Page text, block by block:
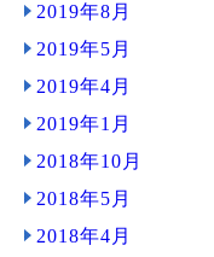
2019年8月
2019年5月
2019年4月
2019年1月
2018年10月
2018年5月
2018年4月